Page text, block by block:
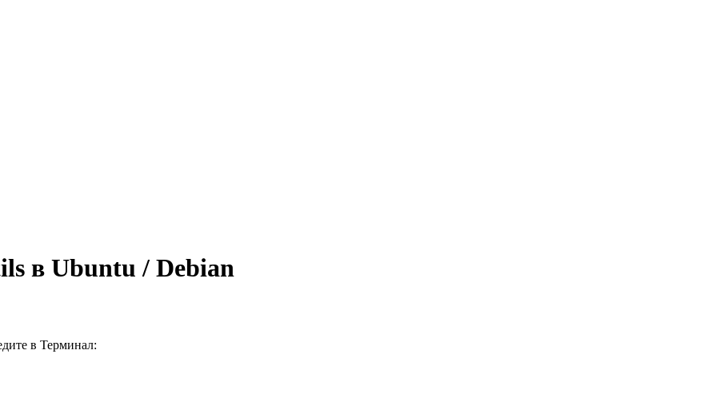
в Ubuntu / Debian
в Терминал: